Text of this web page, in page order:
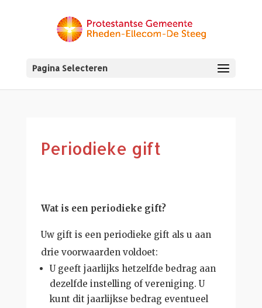
Pagina Selecteren
Periodieke gift
Wat is een periodieke gift?
Uw gift is een periodieke gift als u aan
drie voorwaarden voldoet:
U geeft jaarlijks hetzelfde bedrag aan
dezelfde instelling of vereniging. U
kunt dit jaarlijkse bedrag eventueel